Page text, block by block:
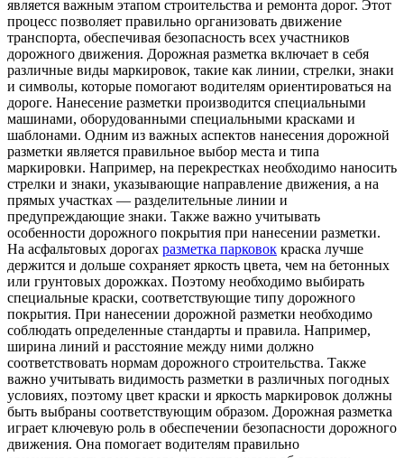
является важным этапом строительства и ремонта дорог. Этот
процесс позволяет правильно организовать движение
транспорта, обеспечивая безопасность всех участников
дорожного движения. Дорожная разметка включает в себя
различные виды маркировок, такие как линии, стрелки, знаки
и символы, которые помогают водителям ориентироваться на
дороге. Нанесение разметки производится специальными
машинами, оборудованными специальными красками и
шаблонами. Одним из важных аспектов нанесения дорожной
разметки является правильное выбор места и типа
маркировки. Например, на перекрестках необходимо наносить
стрелки и знаки, указывающие направление движения, а на
прямых участках — разделительные линии и
предупреждающие знаки. Также важно учитывать
особенности дорожного покрытия при нанесении разметки.
На асфальтовых дорогах разметка парковок краска лучше
держится и дольше сохраняет яркость цвета, чем на бетонных
или грунтовых дорожках. Поэтому необходимо выбирать
специальные краски, соответствующие типу дорожного
покрытия. При нанесении дорожной разметки необходимо
соблюдать определенные стандарты и правила. Например,
ширина линий и расстояние между ними должно
соответствовать нормам дорожного строительства. Также
важно учитывать видимость разметки в различных погодных
условиях, поэтому цвет краски и яркость маркировок должны
быть выбраны соответствующим образом. Дорожная разметка
играет ключевую роль в обеспечении безопасности дорожного
движения. Она помогает водителям правильно